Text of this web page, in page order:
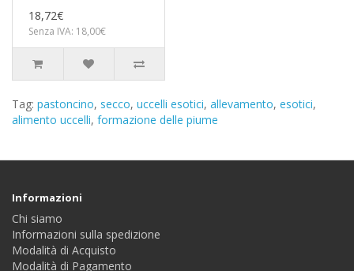
18,72€
Senza IVA: 18,00€
Tag: pastoncino, secco, uccelli esotici, allevamento, esotici,
alimento uccelli, formazione delle piume
Informazioni
Chi siamo
Informazioni sulla spedizione
Modalità di Acquisto
Modalità di Pagamento